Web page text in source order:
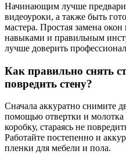
Начинающим лучше
видеоуроки, а также быть
мастера. Простая замена
навыками и правильным
лучше доверить
Как правильно снять
повредить стену?
Сначала аккуратно снимите
помощью отвертки и молотка
коробку, стараясь не
Работайте постепенно и
пленки для мебели и пола.